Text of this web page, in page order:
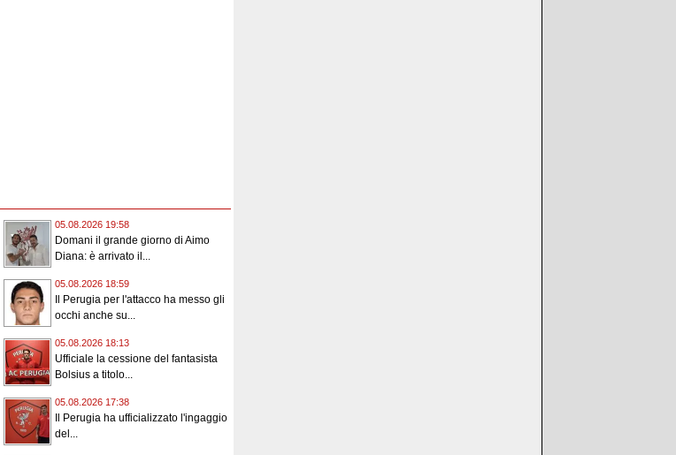
05.08.2026 19:58
Domani il grande giorno di Aimo
Diana: è arrivato il...
05.08.2026 18:59
Il Perugia per l'attacco ha messo gli
occhi anche su...
05.08.2026 18:13
Ufficiale la cessione del fantasista
Bolsius a titolo...
05.08.2026 17:38
Il Perugia ha ufficializzato l'ingaggio
del...